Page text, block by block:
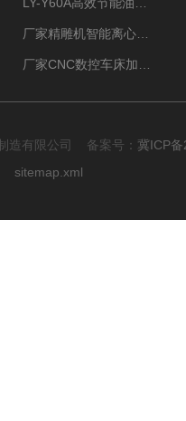
造有限公司 备案号： 冀ICP
sitemap.xml